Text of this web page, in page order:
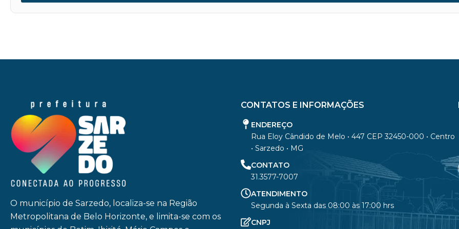
O município de Sarzedo, localiza-se na Região
Metropolitana de Belo Horizonte, e limita-se com os
CONTATOS E INFORMAÇÕES
ENDEREÇO
Rua Eloy Cândido de Melo • 447 CEP 32450-000 • Centro
• Sarzedo • MG
CONTATO
31.3577-7007
ATENDIMENTO
Segunda à Sexta das 08:00 às 17:00 hrs
CNPJ